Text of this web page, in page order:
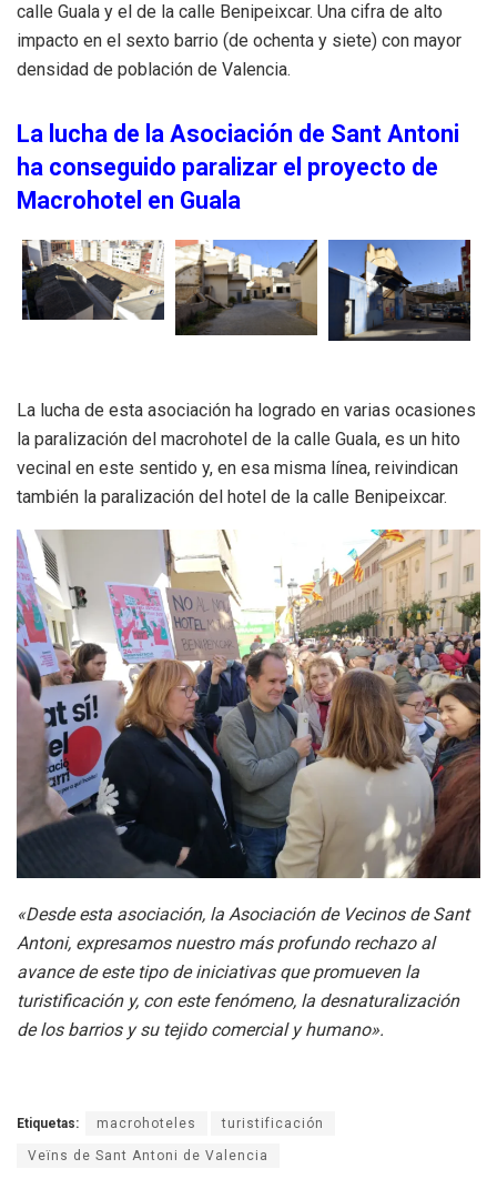
calle Guala y el de la calle Benipeixcar. Una cifra de alto
impacto en el sexto barrio (de ochenta y siete) con mayor
densidad de población de Valencia.
La lucha de la Asociación de Sant Antoni
ha conseguido paralizar el proyecto de
Macrohotel en Guala
La lucha de esta asociación ha logrado en varias ocasiones
la paralización del macrohotel de la calle Guala, es un hito
vecinal en este sentido y, en esa misma línea, reivindican
también la paralización del hotel de la calle Benipeixcar.
«Desde esta asociación, la Asociación de Vecinos de Sant
Antoni, expresamos nuestro más profundo rechazo al
avance de este tipo de iniciativas que promueven la
turistificación y, con este fenómeno, la desnaturalización
de los barrios y su tejido comercial y humano».
Etiquetas: macrohoteles turistificación
Veïns de Sant Antoni de Valencia